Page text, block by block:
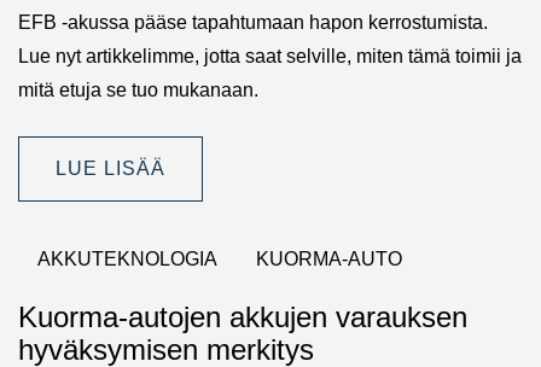
EFB -akussa pääse tapahtumaan hapon kerrostumista.
Lue nyt artikkelimme, jotta saat selville, miten tämä toimii ja
mitä etuja se tuo mukanaan.
LUE LISÄÄ
AKKUTEKNOLOGIA KUORMA-AUTO
Kuorma-autojen akkujen varauksen
hyväksymisen merkitys